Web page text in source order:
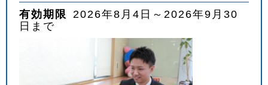
有効期限
2026年8月4日～2026年9月30
日まで